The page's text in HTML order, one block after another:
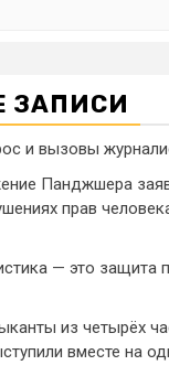
ЗАПИСИ
и вызовы
Панджшера
прав
— это защита
из четырёх
вместе на